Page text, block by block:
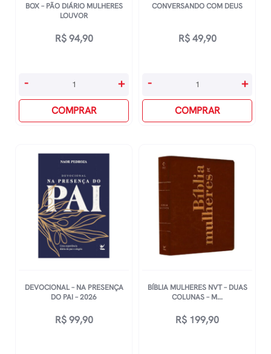
BOX – PÃO DIÁRIO MULHERES
LOUVOR
R$94,90
Box
Diário
Louvor
- +
COMPRAR
CONVERSANDO COM DEUS
R$49,90
Conversando
quantidade
- +
COMPRAR
DEVOCIONAL – NA PRESENÇA
DO PAI – 2026
R$99,90
BÍBLIA MULHERES NVT – DUAS
COLUNAS – M...
R$ 199,90